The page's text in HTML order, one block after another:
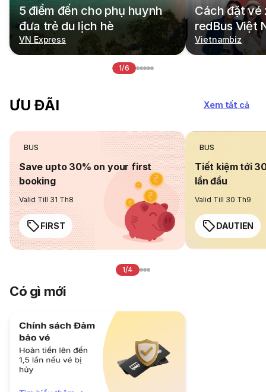
5 điểm đến cho phụ huynh
đưa trẻ du lịch hè
VN Express
Cách đặt vé
redBus Việt
Vietnambiz
1/6
ƯU ĐÃI Xem tất cả
BUS
Save upto 30% on your first
booking
Valid Till 31 Th8
FIRST
BUS
Tiết kiệm tới
lần đầu
Valid Till 30 Th9
DAUTIEN
1/4
Có gì mới